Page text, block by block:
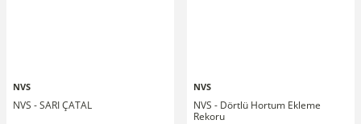
NVS
NVS - SARI ÇATAL
NVS
NVS - Dörtlü Hortum Ekleme
Rekoru